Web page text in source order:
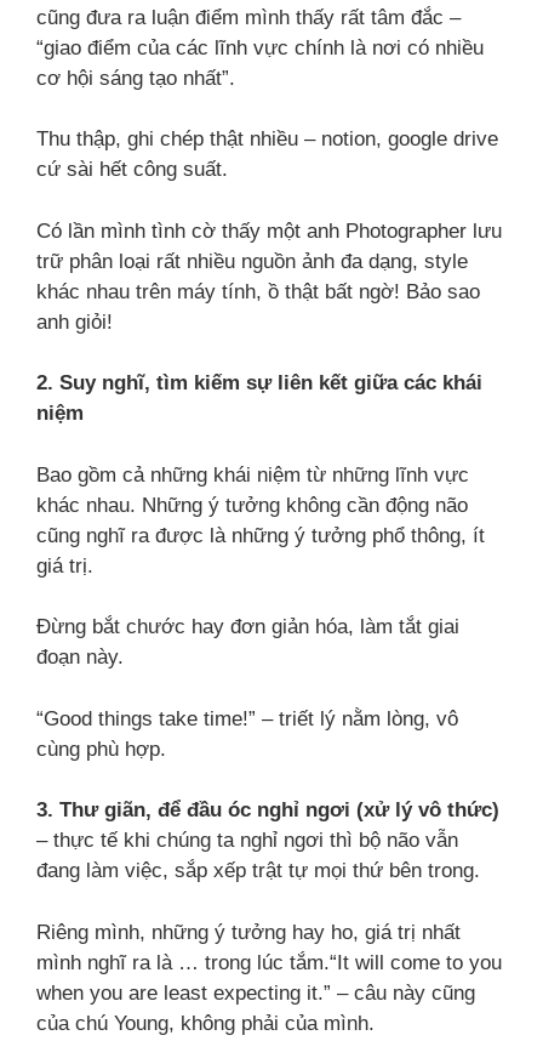
cũng đưa ra luận điểm mình thấy rất tâm đắc –
“giao điểm của các lĩnh vực chính là nơi có nhiều
cơ hội sáng tạo nhất”.
Thu thập, ghi chép thật nhiều – notion, google drive
cứ sài hết công suất.
Có lần mình tình cờ thấy một anh Photographer lưu
trữ phân loại rất nhiều nguồn ảnh đa dạng, style
khác nhau trên máy tính, ồ thật bất ngờ! Bảo sao
anh giỏi!
2. Suy nghĩ, tìm kiếm sự liên kết giữa các khái
niệm
Bao gồm cả những khái niệm từ những lĩnh vực
khác nhau. Những ý tưởng không cần động não
cũng nghĩ ra được là những ý tưởng phổ thông, ít
giá trị.
Đừng bắt chước hay đơn giản hóa, làm tắt giai
đoạn này.
“Good things take time!” – triết lý nằm lòng, vô
cùng phù hợp.
3. Thư giãn, để đầu óc nghỉ ngơi (xử lý vô thức)
– thực tế khi chúng ta nghỉ ngơi thì bộ não vẫn
đang làm việc, sắp xếp trật tự mọi thứ bên trong.
Riêng mình, những ý tưởng hay ho, giá trị nhất
mình nghĩ ra là … trong lúc tắm.“It will come to you
when you are least expecting it.” – câu này cũng
của chú Young, không phải của mình.